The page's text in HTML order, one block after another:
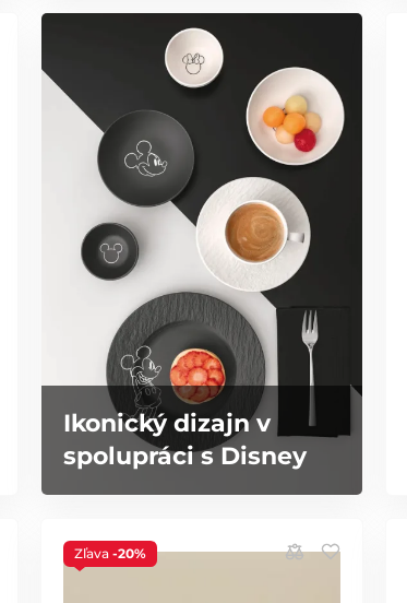
Ikonický dizajn v
spolupráci s Disney
Zľava -20%